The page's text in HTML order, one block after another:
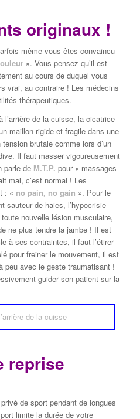
originaux !
même vous êtes convaincu
». Vous pensez qu’il est
au cours de duquel vous
vrai, au contraire ! Les médecins
thérapeutiques.
l’arrière de la cuisse, la cicatrice
maillon rigide et fragile dans une
brutale comme lors d’un
Il faut masser vigoureusement
parle deM.T.P. pour « massages
mal, c’est normal ! Les
: « no pain, no gain ». Pour le
sauteur de haies, l’hypocrisie
nouvelle lésion musculaire,
ne plus tendre la jambe ! Il est
à ses contraintes, il faut l’étirer
pour freiner le mouvement, il est
peu avec le geste traumatisant !
guider son patient sur la
reprise
de sport pendant de longues
limite la durée de votre